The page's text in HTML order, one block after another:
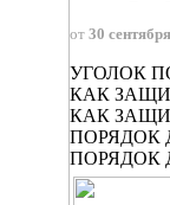
от 30
УГОЛОК
КАК
КАК
ПОРЯДОК
ПОРЯДОК